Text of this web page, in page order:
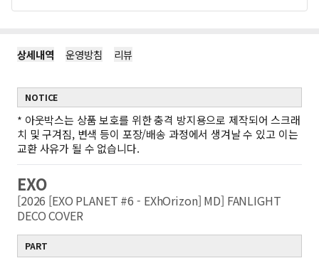
상세내역 운영방침 리뷰
NOTICE
* 아웃박스는 상품 보호를 위한 충격 방지용으로 제작되어 스크래
치 및 구겨짐, 변색 등이 포장/배송 과정에서 생겨날 수 있고 이는
교환 사유가 될 수 없습니다.
EXO
[2026 [EXO PLANET #6 - EXhOrizon] MD] FANLIGHT
DECO COVER
PART